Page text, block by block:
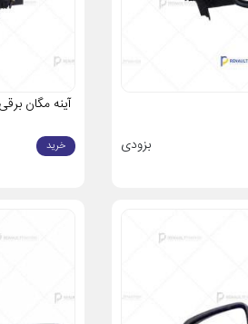
معتبر، نه‌تنها از کیفیت بالا بهره‌مند
بزودی
آینه مگان
خرید